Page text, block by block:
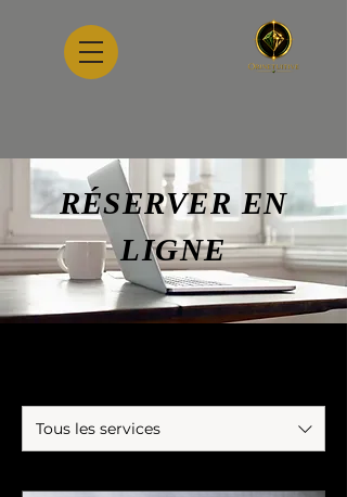
RÉSERVER EN
LIGNE
Tous les services